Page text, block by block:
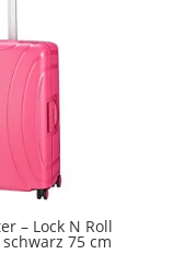
– Lock N Roll
75 cm